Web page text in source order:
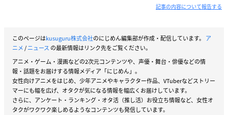
記事の内容について報告する
このページはkusuguru株式会社のにじめん編集部が作成・配信しています。 ア
ニメ/ニュース の最新情報はリンク先をご覧ください。
アニメ・ゲーム・漫画などの2次元コンテンツや、声優・舞台・俳優などの情
報・話題をお届けする情報メディア「にじめん」。
女性向けアニメをはじめ、少年アニメやキャラクター作品、VTuberなどストリー
マーにも幅を広げ、オタクが気になる情報を幅広くお届けしています。
さらに、アンケート・ランキング・オタ活（推し活）お役立ち情報など、女性オ
タクがワクワク楽しめるようなコンテンツも発信しています。